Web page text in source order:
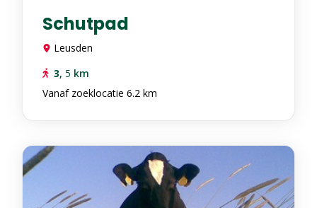
Schutpad
Leusden
3, 5 km
Vanaf zoeklocatie 6.2 km